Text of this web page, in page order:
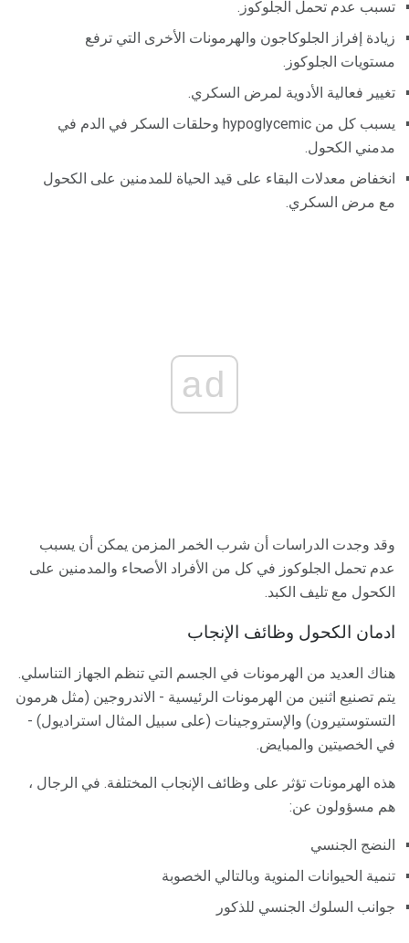
تسبب عدم تحمل الجلوكوز.
زيادة إفراز الجلوكاجون والهرمونات الأخرى التي ترفع
مستويات الجلوكوز.
تغيير فعالية الأدوية لمرض السكري.
يسبب كل من hypoglycemic وحلقات السكر في الدم في
مدمني الكحول.
انخفاض معدلات البقاء على قيد الحياة للمدمنين على الكحول
مع مرض السكري.
ad
وقد وجدت الدراسات أن شرب الخمر المزمن يمكن أن يسبب
عدم تحمل الجلوكوز في كل من الأفراد الأصحاء والمدمنين على
الكحول مع تليف الكبد.
ادمان الكحول وظائف الإنجاب
هناك العديد من الهرمونات في الجسم التي تنظم الجهاز التناسلي.
يتم تصنيع اثنين من الهرمونات الرئيسية - الاندروجين (مثل هرمون
التستوستيرون) والإستروجينات (على سبيل المثال استراديول) -
في الخصيتين والمبايض.
هذه الهرمونات تؤثر على وظائف الإنجاب المختلفة. في الرجال ،
هم مسؤولون عن:
النضج الجنسي
تنمية الحيوانات المنوية وبالتالي الخصوبة
جوانب السلوك الجنسي للذكور